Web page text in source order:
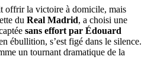
offrir la victoire à domicile, mais
du Real Madrid, a choisi une
sans effort par Édouard
ébullition, s’est figé dans le silence.
un tournant dramatique de la